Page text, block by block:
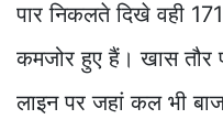
पार निकलते दिखे वही
कमजोर हुए हैं। खास तौर
लाइन पर जहां कल भी